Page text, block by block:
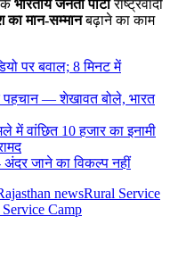
भारतीय जनता पार्टीराष्ट्रवादी
का मान-सम्मानबढ़ाने का काम
पर बवाल; 8 मिनट में
— शेखावत बोले, भारत
में वांछित 10 हजार का इनामी
जाने का विकल्प नहीं
newsRural Service
Camp